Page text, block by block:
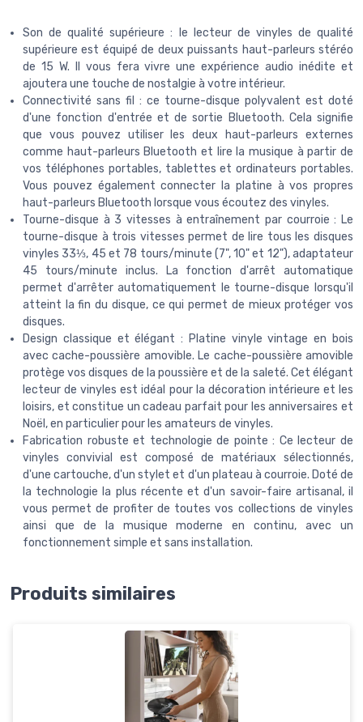
Son de qualité supérieure : le lecteur de vinyles de qualité
supérieure est équipé de deux puissants haut-parleurs stéréo
de 15 W. Il vous fera vivre une expérience audio inédite et
ajoutera une touche de nostalgie à votre intérieur.
Connectivité sans fil : ce tourne-disque polyvalent est doté
d'une fonction d'entrée et de sortie Bluetooth. Cela signifie
que vous pouvez utiliser les deux haut-parleurs externes
comme haut-parleurs Bluetooth et lire la musique à partir de
vos téléphones portables, tablettes et ordinateurs portables.
Vous pouvez également connecter la platine à vos propres
haut-parleurs Bluetooth lorsque vous écoutez des vinyles.
Tourne-disque à 3 vitesses à entraînement par courroie : Le
tourne-disque à trois vitesses permet de lire tous les disques
vinyles 33⅓, 45 et 78 tours/minute (7", 10" et 12"), adaptateur
45 tours/minute inclus. La fonction d'arrêt automatique
permet d'arrêter automatiquement le tourne-disque lorsqu'il
atteint la fin du disque, ce qui permet de mieux protéger vos
disques.
Design classique et élégant : Platine vinyle vintage en bois
avec cache-poussière amovible. Le cache-poussière amovible
protège vos disques de la poussière et de la saleté. Cet élégant
lecteur de vinyles est idéal pour la décoration intérieure et les
loisirs, et constitue un cadeau parfait pour les anniversaires et
Noël, en particulier pour les amateurs de vinyles.
Fabrication robuste et technologie de pointe : Ce lecteur de
vinyles convivial est composé de matériaux sélectionnés,
d'une cartouche, d'un stylet et d'un plateau à courroie. Doté de
la technologie la plus récente et d'un savoir-faire artisanal, il
vous permet de profiter de toutes vos collections de vinyles
ainsi que de la musique moderne en continu, avec un
fonctionnement simple et sans installation.
Produits similaires